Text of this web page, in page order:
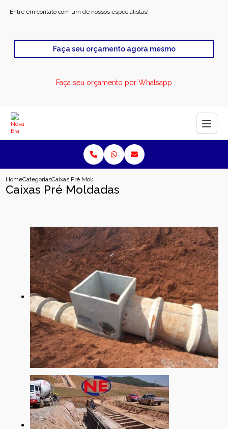
Entre em contato com um de nossos especialistas!
Faça seu orçamento agora mesmo
Faça seu orçamento por Whatsapp
HomeCategoriasCaixas Pré Moldadas
Caixas Pré Moldadas